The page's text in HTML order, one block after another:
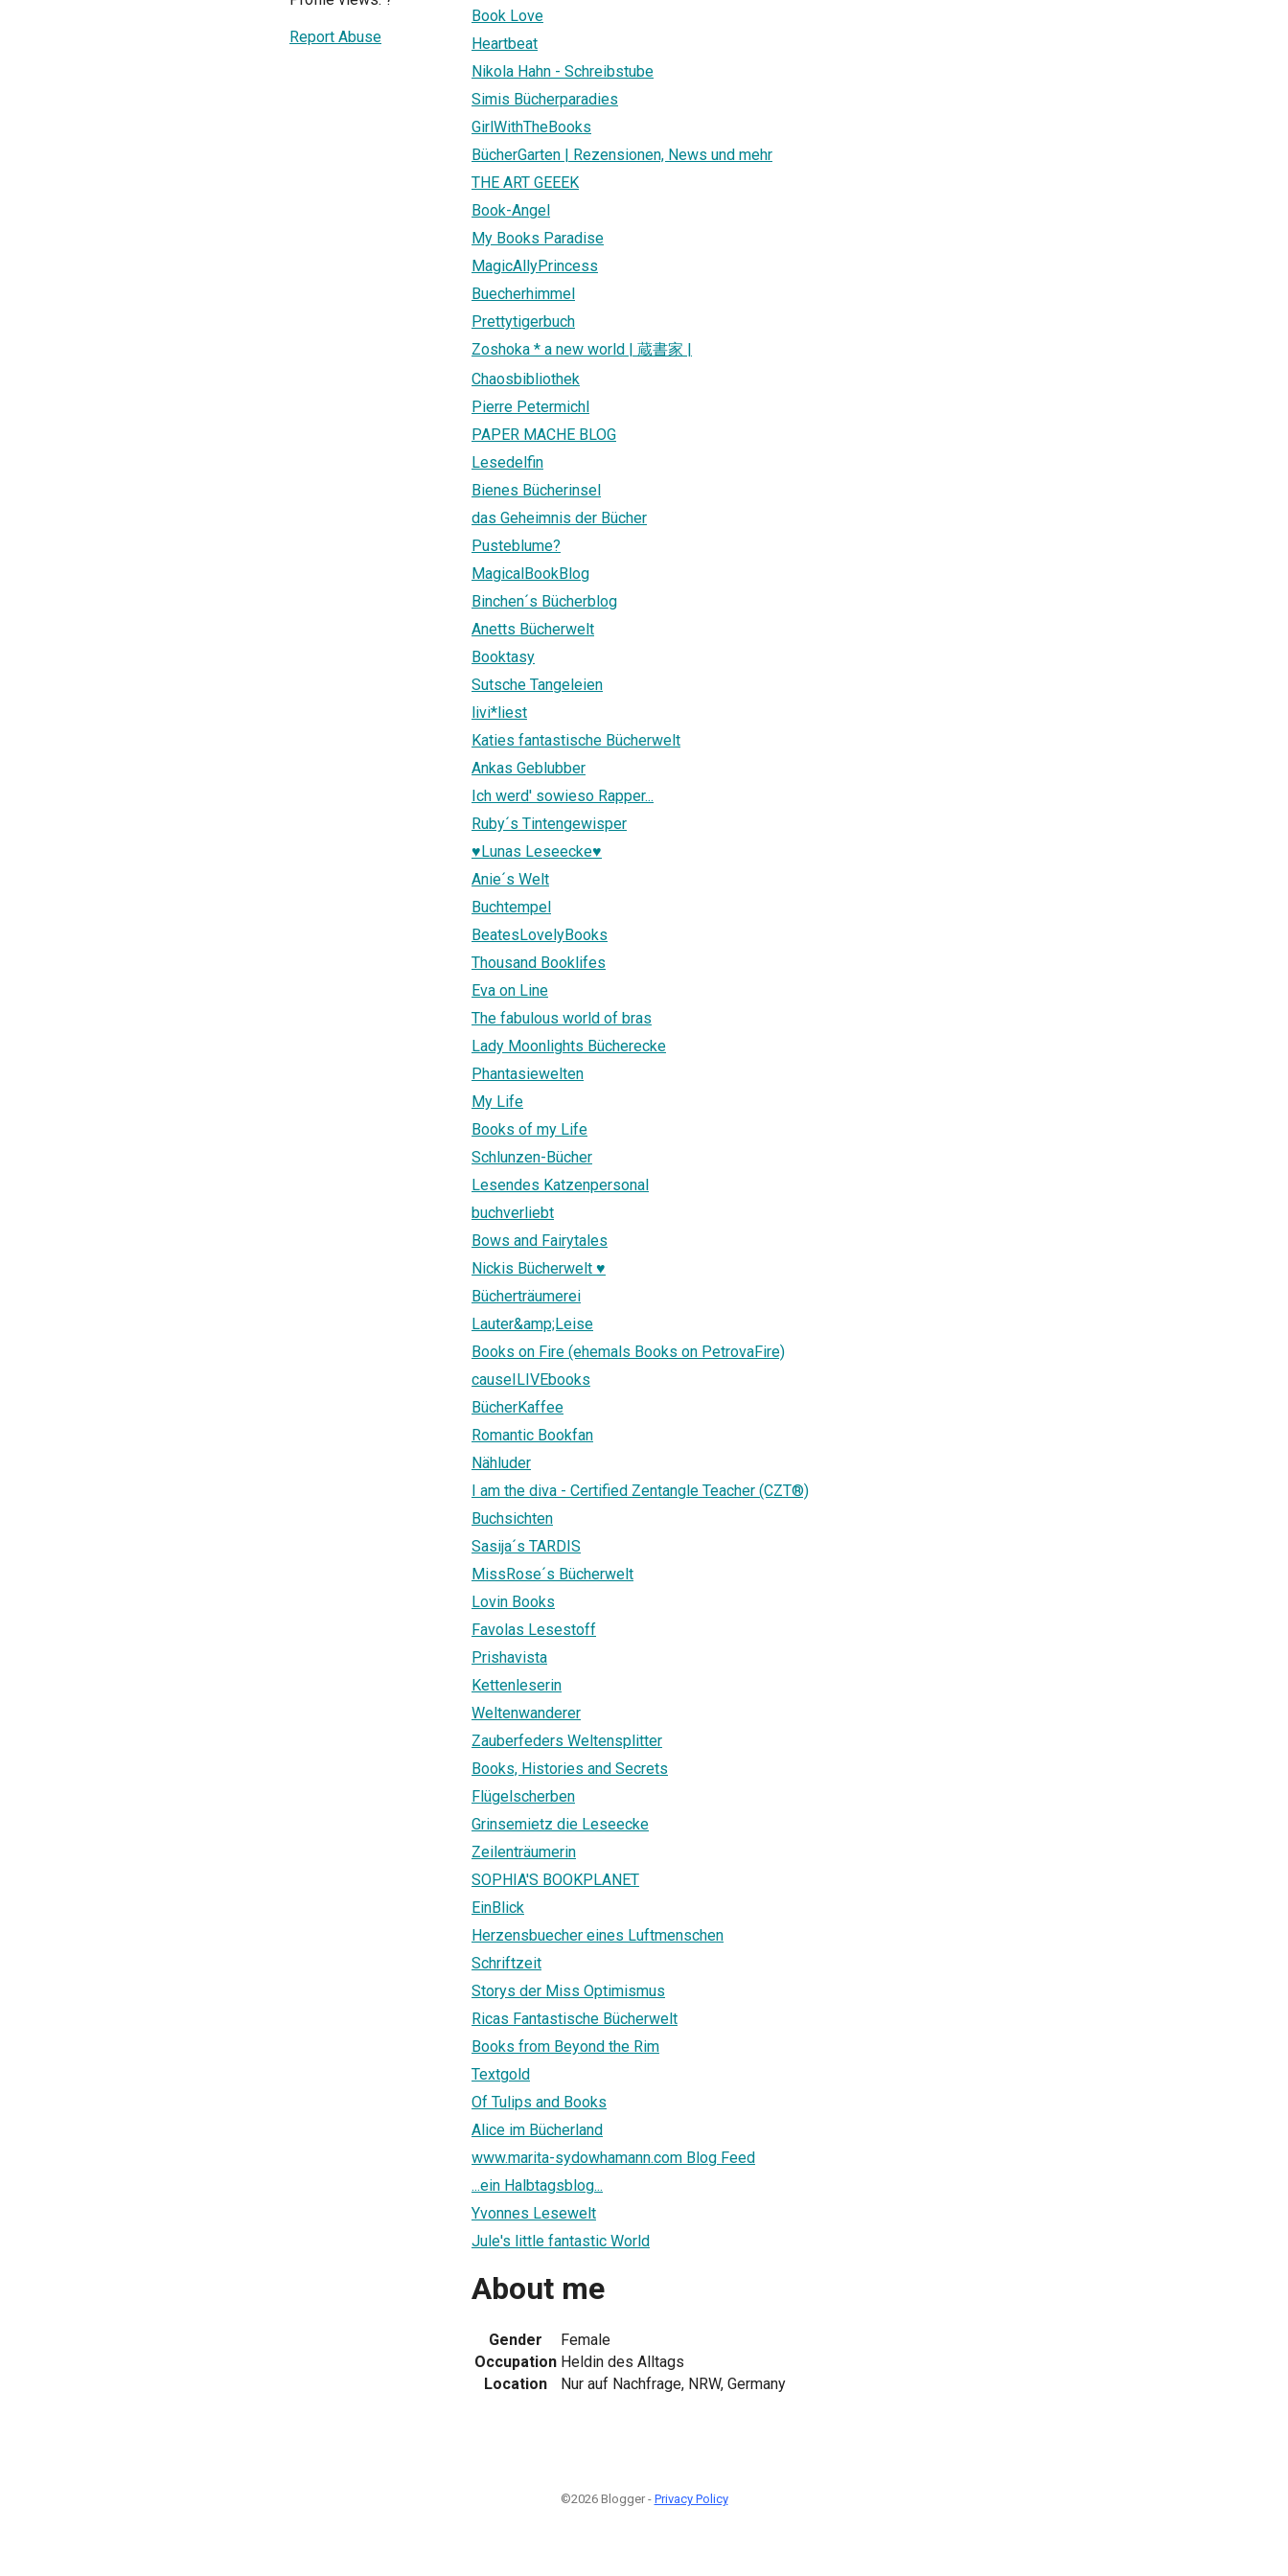
Report Abuse
Book Love
Heartbeat
Nikola Hahn - Schreibstube
Simis Bücherparadies
GirlWithTheBooks
BücherGarten | Rezensionen, News und mehr
THE ART GEEEK
Book-Angel
My Books Paradise
MagicAllyPrincess
Buecherhimmel
Prettytigerbuch
Zoshoka * a new world | 蔵書家 |
Chaosbibliothek
Pierre Petermichl
PAPER MACHE BLOG
Lesedelfin
Bienes Bücherinsel
das Geheimnis der Bücher
Pusteblume?
MagicalBookBlog
Binchen´s Bücherblog
Anetts Bücherwelt
Booktasy
Sutsche Tangeleien
livi*liest
Katies fantastische Bücherwelt
Ankas Geblubber
Ich werd' sowieso Rapper...
Ruby´s Tintengewisper
♥Lunas Leseecke♥
Anie´s Welt
Buchtempel
BeatesLovelyBooks
Thousand Booklifes
Eva on Line
The fabulous world of bras
Lady Moonlights Bücherecke
Phantasiewelten
My Life
Books of my Life
Schlunzen-Bücher
Lesendes Katzenpersonal
buchverliebt
Bows and Fairytales
Nickis Bücherwelt ♥
Bücherträumerei
Lauter&amp;Leise
Books on Fire (ehemals Books on PetrovaFire)
causeILIVEbooks
BücherKaffee
Romantic Bookfan
Nähluder
I am the diva - Certified Zentangle Teacher (CZT®)
Buchsichten
Sasija´s TARDIS
MissRose´s Bücherwelt
Lovin Books
Favolas Lesestoff
Prishavista
Kettenleserin
Weltenwanderer
Zauberfeders Weltensplitter
Books, Histories and Secrets
Flügelscherben
Grinsemietz die Leseecke
Zeilenträumerin
SOPHIA'S BOOKPLANET
EinBlick
Herzensbuecher eines Luftmenschen
Schriftzeit
Storys der Miss Optimismus
Ricas Fantastische Bücherwelt
Books from Beyond the Rim
Textgold
Of Tulips and Books
Alice im Bücherland
www.marita-sydowhamann.com Blog Feed
...ein Halbtagsblog...
Yvonnes Lesewelt
Jule's little fantastic World
About me
Gender
Female
Occupation Heldin des Alltags
Location
Nur auf Nachfrage, NRW, Germany
©2026 Blogger - Privacy Policy